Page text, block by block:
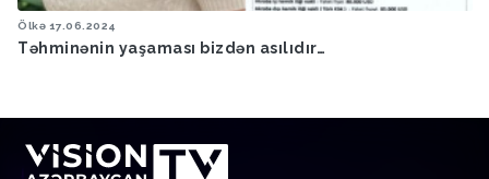
Ölkə 17.06.2024
Təhminənin yaşaması bizdən asılıdır…